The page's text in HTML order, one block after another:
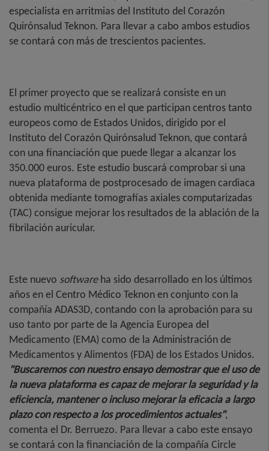
especialista en arritmias del Instituto del Corazón
Quirónsalud Teknon. Para llevar a cabo ambos estudios
se contará con más de trescientos pacientes.
El primer proyecto que se realizará consiste en un
estudio multicéntrico en el que participan centros tanto
europeos como de Estados Unidos, dirigido por el
Instituto del Corazón Quirónsalud Teknon, que contará
con una financiación que puede llegar a alcanzar los
350.000 euros. Este estudio buscará comprobar si una
nueva plataforma de postprocesado de imagen cardiaca
obtenida mediante tomografías axiales computarizadas
(TAC) consigue mejorar los resultados de la ablación de la
fibrilación auricular.
Este nuevo softwareha sido desarrollado en los últimos
años en el Centro Médico Teknon en conjunto con la
compañía ADAS3D, contando con la aprobación para su
uso tanto por parte de la Agencia Europea del
Medicamento (EMA) como de la Administración de
Medicamentos y Alimentos (FDA) de los Estados Unidos.
"Buscaremos con nuestro ensayo demostrar que el uso de
la nueva plataforma es capaz de mejorar la seguridad y la
eficiencia, mantener o incluso mejorar la eficacia a largo
plazo con respecto a los procedimientos actuales",
comenta el Dr. Berruezo. Para llevar a cabo este ensayo
se contará con la financiación de la compañía Circle